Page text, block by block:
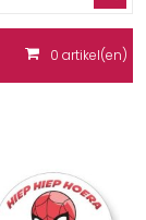
0 artikel(en)